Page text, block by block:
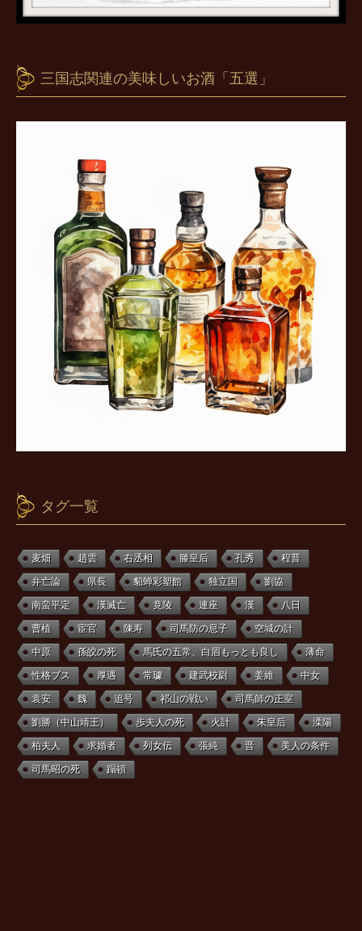
三国志関連の美味しいお酒「五選」
タグ一覧
麦畑 趙雲 右丞相 滕皇后 孔秀 程普
弁亡論 県長 貂蝉彩塑館 独立国 劉協
南蛮平定 漢滅亡 竟陵 連座 漢 八日
曹植 宦官 陳寿 司馬防の息子 空城の計
中原 孫皎の死 馬氏の五常、白眉もっとも良し 薄命
性格ブス 厚遇 常璩 建武校尉 姜維 中女
袁安 魏 追号 祁山の戦い 司馬師の正室
劉勝（中山靖王） 歩夫人の死 火計 朱皇后 溧陽
柏夫人 求婚者 列女伝 張純 晋 美人の条件
司馬昭の死 蹋頓